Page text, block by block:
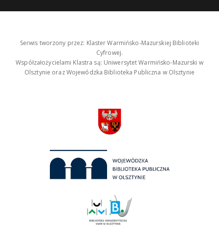
Serwis tworzony przez: Klaster Warmińsko-Mazurskiej Biblioteki
Cyfrowej.
Współzałożycielami Klastra są: Uniwersytet Warmińsko-Mazurski w
Olsztynie oraz Wojewódzka Biblioteka Publiczna w Olsztynie